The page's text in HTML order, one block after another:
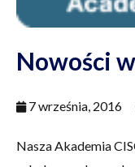
Nowości
7 września, 2016
Nasza Akademia